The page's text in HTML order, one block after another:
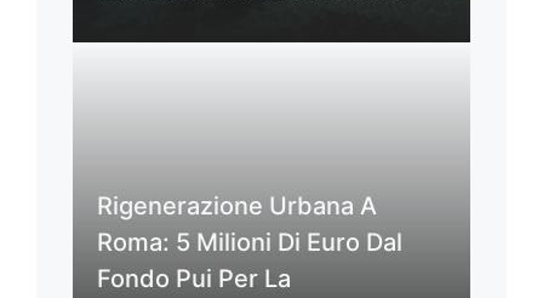
Rigenerazione Urbana A
Roma: 5 Milioni Di Euro Dal
Fondo Pui Per La